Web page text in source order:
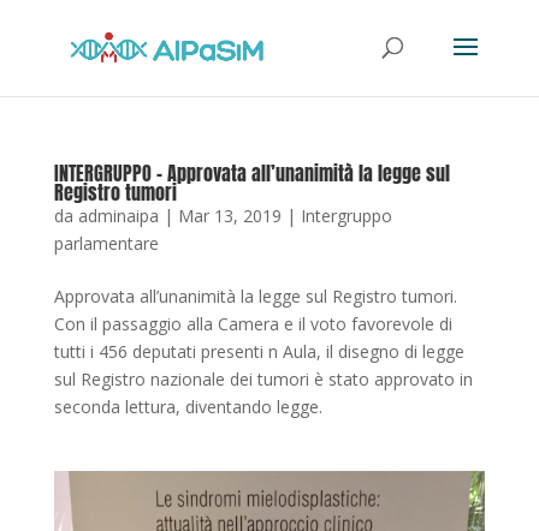
INTERGRUPPO – Approvata all’unanimità la legge sul
Registro tumori
da adminaipa | Mar 13, 2019 | Intergruppo
parlamentare
Approvata all’unanimità la legge sul Registro tumori.
Con il passaggio alla Camera e il voto favorevole di
tutti i 456 deputati presenti n Aula, il disegno di legge
sul Registro nazionale dei tumori è stato approvato in
seconda lettura, diventando legge.